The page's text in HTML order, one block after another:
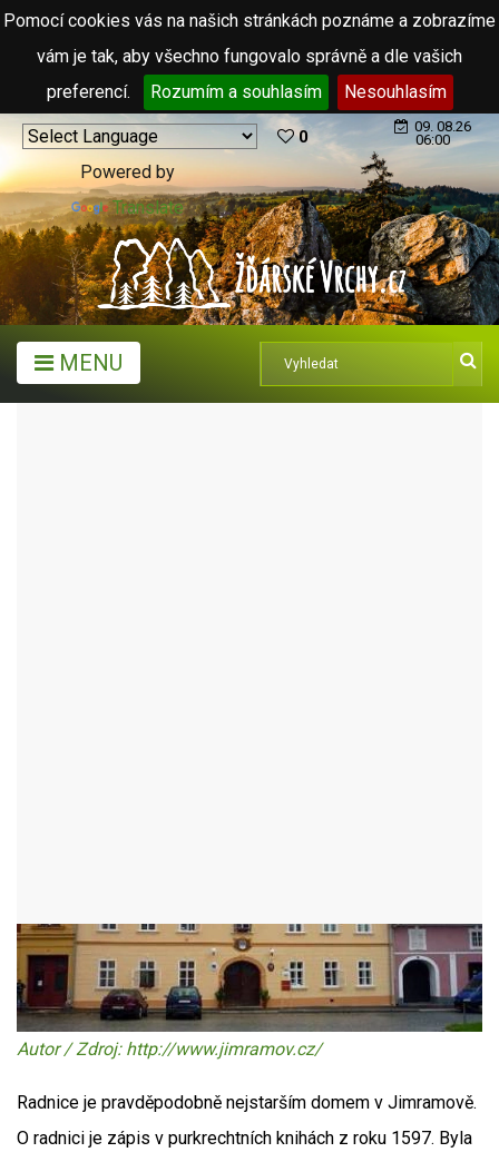
Pomocí cookies vás na našich stránkách poznáme a zobrazíme
vám je tak, aby všechno fungovalo správně a dle vašich
preferencí.
Rozumím a souhlasím Nesouhlasím
Powered by
Translate
0
09. 08.26
06:00
MENU
Autor / Zdroj: http://www.jimramov.cz/
Radnice je pravděpodobně nejstarším domem v Jimramově.
O radnici je zápis v purkrechtních knihách z roku 1597. Byla